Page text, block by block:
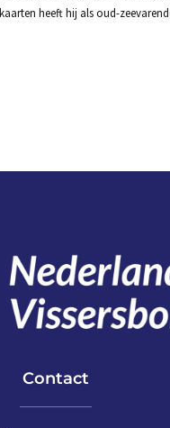
heeft hij als oud-
Contact